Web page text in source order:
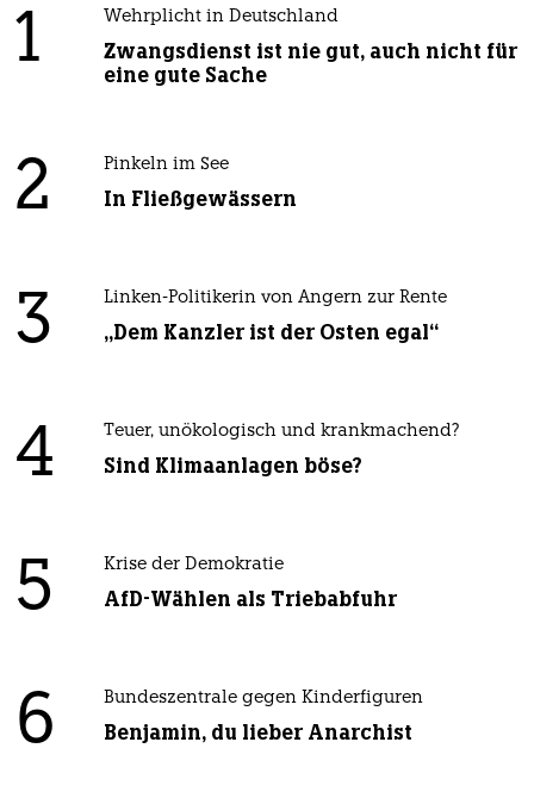
1 Wehrplicht in Deutschland
Zwangsdienst ist nie gut, auch nicht für
eine gute Sache
2 Pinkeln im See
In Fließgewässern
3 Linken-Politikerin von Angern zur Rente
„Dem Kanzler ist der Osten egal“
4 Teuer, unökologisch und krankmachend?
Sind Klimaanlagen böse?
5 Krise der Demokratie
AfD-Wählen als Triebabfuhr
6 Bundeszentrale gegen Kinderfiguren
Benjamin, du lieber Anarchist